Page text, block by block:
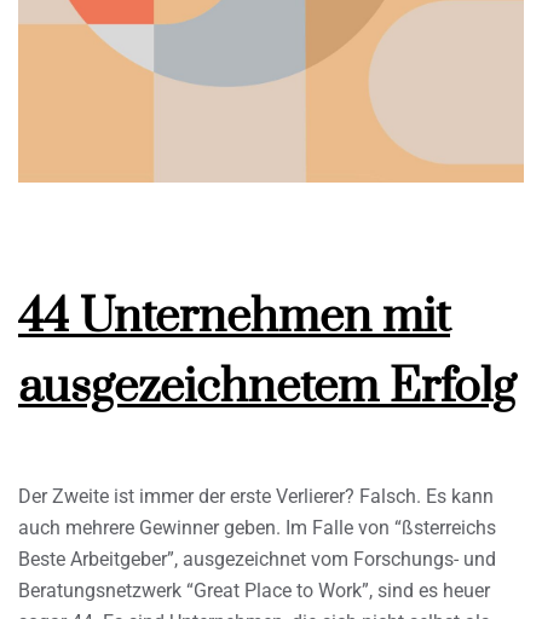
44 Unternehmen mit
ausgezeichnetem Erfolg
Der Zweite ist immer der erste Verlierer? Falsch. Es kann
auch mehrere Gewinner geben. Im Falle von “ßsterreichs
Beste Arbeitgeber”, ausgezeichnet vom Forschungs- und
Beratungsnetzwerk “Great Place to Work”, sind es heuer